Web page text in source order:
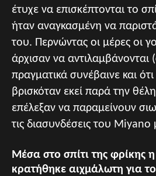
έτυχε να επισκέπτονται το
ήταν αναγκασμένη να
του. Περνώντας οι μέρες οι
άρχισαν να αντιλαμβάνονται
πραγματικά συνέβαινε και
βρισκόταν εκεί παρά την
επέλεξαν να παραμείνουν
τις διασυνδέσεις του
Μέσα στο σπίτι της φρίκης
κρατήθηκε αιχμάλωτη για